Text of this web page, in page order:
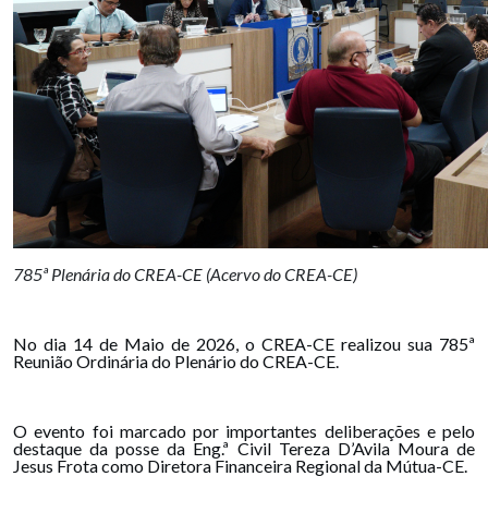
785ª Plenária do CREA-CE (Acervo do CREA-CE)
No dia 14 de Maio de 2026, o CREA-CE realizou sua 785ª
Reunião Ordinária do Plenário do CREA-CE.
O evento foi marcado por importantes deliberações e pelo
destaque da posse da Eng.ª Civil Tereza D’Avila Moura de
Jesus Frota como Diretora Financeira Regional da Mútua-CE.